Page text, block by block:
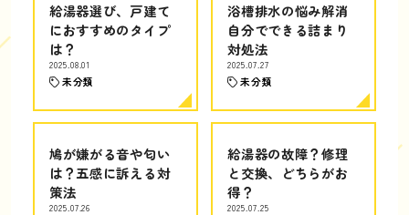
給湯器選び、戸建て
におすすめのタイプ
は？
2025.08.01
未分類
浴槽排水の悩み解消
自分でできる詰まり
対処法
2025.07.27
未分類
鳩が嫌がる音や匂い
は？五感に訴える対
策法
2025.07.26
給湯器の故障？修理
と交換、どちらがお
得？
2025.07.25